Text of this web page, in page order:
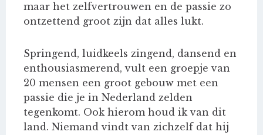
maar het zelfvertrouwen en de passie zo
ontzettend groot zijn dat alles lukt.
Springend, luidkeels zingend, dansend en
enthousiasmerend, vult een groepje van
20 mensen een groot gebouw met een
passie die je in Nederland zelden
tegenkomt. Ook hierom houd ik van dit
land. Niemand vindt van zichzelf dat hij